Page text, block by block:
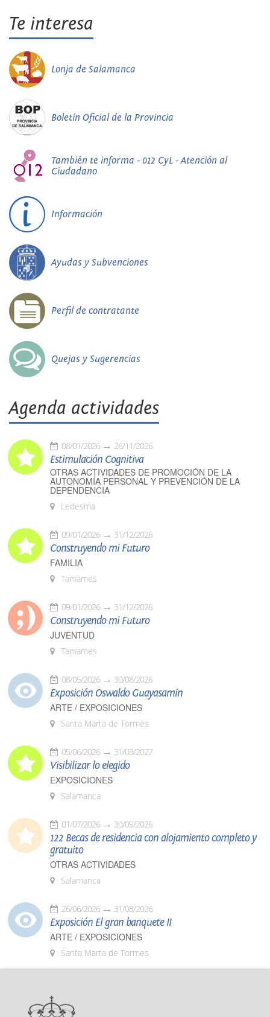
Te interesa
Lonja de Salamanca
Boletín Oficial de la Provincia
También te informa - 012 CyL - Atención al
Ciudadano
Información
Ayudas y Subvenciones
Perfil de contratante
Quejas y Sugerencias
Agenda actividades
08/01/2026 26/11/2026
Estimulación Cognitiva
OTRAS ACTIVIDADES DE PROMOCIÓN DE LA
AUTONOMÍA PERSONAL Y PREVENCIÓN DE LA
DEPENDENCIA
Ledesma
09/01/2026 31/12/2026
Construyendo mi Futuro
FAMILIA
Tamames
09/01/2026 31/12/2026
Construyendo mi Futuro
JUVENTUD
Tamames
08/05/2026 30/08/2026
Exposición Oswaldo Guayasamín
ARTE / EXPOSICIONES
Santa Marta de Tormes
05/06/2026 31/03/2027
Visibilizar lo elegido
EXPOSICIONES
Salamanca
01/07/2026 30/09/2026
122 Becas de residencia con alojamiento completo y
gratuito
OTRAS ACTIVIDADES
Salamanca
26/06/2026 31/08/2026
Exposición El gran banquete II
ARTE / EXPOSICIONES
Santa Marta de Tormes